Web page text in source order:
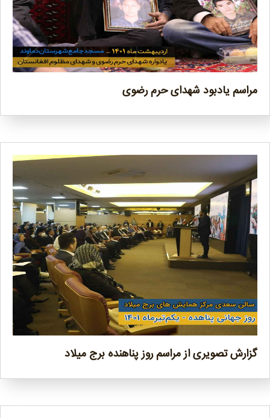
مراسم یادبود شهدای حرم رضوی
گزارش تصویری از مراسم روز پناهنده برج میلاد